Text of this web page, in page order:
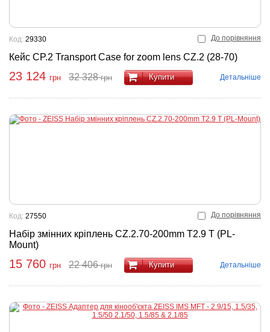
До порівняння
Кейс CP.2 Transport Case for zoom lens CZ.2 (28-70)
Код: 29330
23 124 грн 32 328грн Купити Детальніше
До порівняння
Набір змінних кріплень CZ.2.70-200mm T2.9 T (PL-
Mount)
Код: 27550
15 760 грн 22 406грн Купити Детальніше